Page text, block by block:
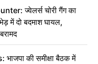
ज्वेलर्स चोरी गैंग का
में दो बदमाश घायल,
की समीक्षा बैठक में